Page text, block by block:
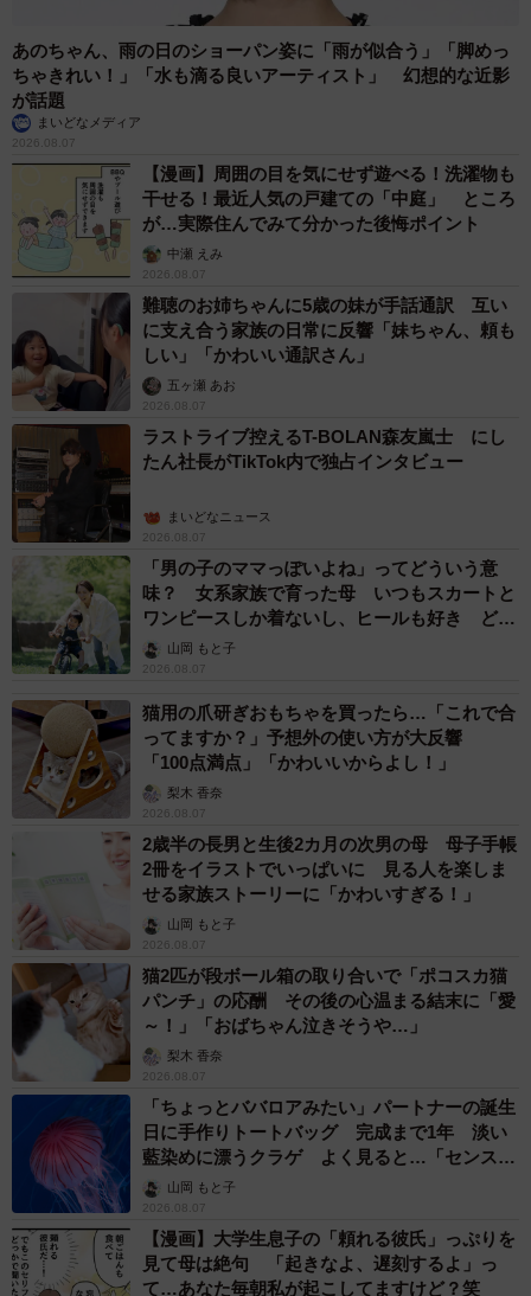
（提供画像）
5/5
（提供画像）
あのちゃん、雨の日のショーパン姿に「雨が似合う」「脚めっ
ちゃきれい！」「水も滴る良いアーティスト」 幻想的な近影
が話題
まいどなメディア
2026.08.07
【漫画】周囲の目を気にせず遊べる！洗濯物も
干せる！最近人気の戸建ての「中庭」 ところ
が…実際住んでみて分かった後悔ポイント
中瀬 えみ
2026.08.07
難聴のお姉ちゃんに5歳の妹が手話通訳 互い
に支え合う家族の日常に反響「妹ちゃん、頼も
しい」「かわいい通訳さん」
五ヶ瀬 あお
2026.08.07
ラストライブ控えるT-BOLAN森友嵐士 にし
たん社長がTikTok内で独占インタビュー
まいどなニュース
2026.08.07
「男の子のママっぽいよね」ってどういう意
味？ 女系家族で育った母 いつもスカートと
ワンピースしか着ないし、ヒールも好き どの
へんが…
山岡 もと子
2026.08.07
猫用の爪研ぎおもちゃを買ったら…「これで合
ってますか？」予想外の使い方が大反響
「100点満点」「かわいいからよし！」
梨木 香奈
2026.08.07
2歳半の長男と生後2カ月の次男の母 母子手帳
2冊をイラストでいっぱいに 見る人を楽しま
せる家族ストーリーに「かわいすぎる！」
山岡 もと子
2026.08.07
猫2匹が段ボール箱の取り合いで「ポコスカ猫
パンチ」の応酬 その後の心温まる結末に「愛
～！」「おばちゃん泣きそうや…」
梨木 香奈
2026.08.07
「ちょっとババロアみたい」パートナーの誕生
日に手作りトートバッグ 完成まで1年 淡い
藍染めに漂うクラゲ よく見ると…「センスす
ごい」山岡 もと子
2026.08.07
【漫画】大学生息子の「頼れる彼氏」っぷりを
見て母は絶句 「起きなよ、遅刻するよ」っ
て…あなた毎朝私が起こしてますけど？笑